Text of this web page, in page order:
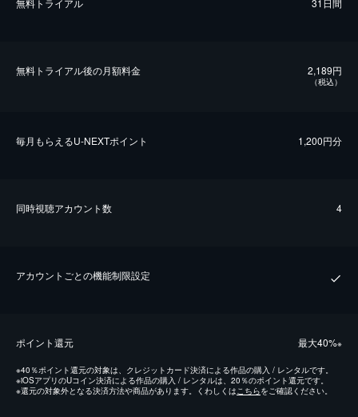
無料トライアル 31日間
無料トライアル後の⽉額料金 2,189円
（税込）
毎⽉もらえるU-NEXTポイント 1,200円分
同時視聴アカウント数 4
アカウントごとの機能制限設定
ポイント還元 最⼤40%※
※40％ポイント還元の対象は、クレジットカード決済による作品の購入 / レンタルです。
※iOSアプリのUコイン決済による作品の購入 / レンタルは、20％のポイント還元です。
※還元の対象外となる決済方法や商品があります。くわしくはこちらをご確認ください。